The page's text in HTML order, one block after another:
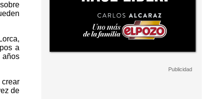
a
años
de